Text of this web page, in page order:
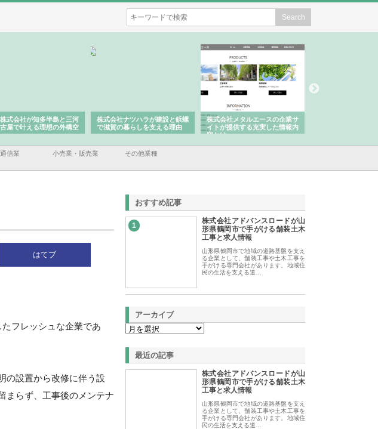
式会社が知多半島と三河
屋で叶える理想の外構空
株式会社ナツハラが建設と鋲螺
で滋賀の暮らしを支える理由
株式会社メタルエースの企業サ
イトが提供する充実した情報内
容とは
通信業 小売業・販売業 その他業種
はてブ
フレッシュな企業であ
の設置から改修に伴う設
まらず、工事後のメンテナ
おすすめ記事
1
株式会社アドバンスロードが山
形県鶴岡市で手がける舗装土木
工事と求人情報
山形県鶴岡市で地域の道路基盤を支え
る企業として、舗装工事や土木工事を
手がける専門会社があります。地域住
民の生活を支える道…
アーカイブ
最近の記事
株式会社アドバンスロードが山
形県鶴岡市で手がける舗装土木
工事と求人情報
山形県鶴岡市で地域の道路基盤を支え
る企業として、舗装工事や土木工事を
手がける専門会社があります。地域住
民の生活を支える道…